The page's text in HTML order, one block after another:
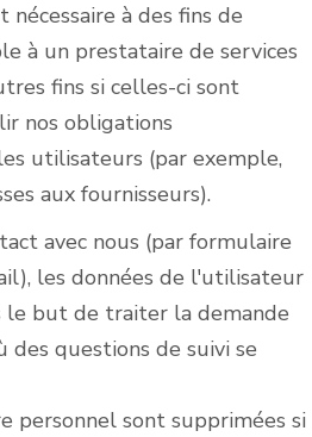
à des fins de
à un prestataire de services
fins si celles-ci sont
nos obligations
utilisateurs (par exemple,
aux fournisseurs).
avec nous (par formulaire
les données de l'utilisateur
le but de traiter la demande
des questions de suivi se
personnel sont supprimées si